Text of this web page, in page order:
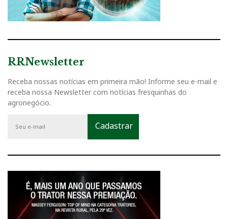
RRNewsletter
Receba nossas notícias em primeira mão! Informe seu e-mail e
receba nossa Newsletter com notícias fresquinhas do
agronegócio.